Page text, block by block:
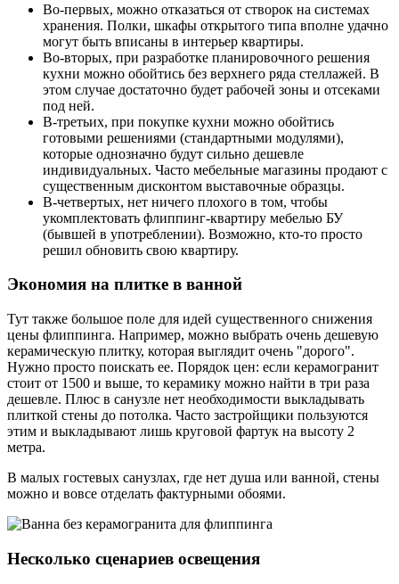
Во-первых, можно отказаться от створок на системах
хранения. Полки, шкафы открытого типа вполне удачно
могут быть вписаны в интерьер квартиры.
Во-вторых, при разработке планировочного решения
кухни можно обойтись без верхнего ряда стеллажей. В
этом случае достаточно будет рабочей зоны и отсеками
под ней.
В-третьих, при покупке кухни можно обойтись
готовыми решениями (стандартными модулями),
которые однозначно будут сильно дешевле
индивидуальных. Часто мебельные магазины продают с
существенным дисконтом выставочные образцы.
В-четвертых, нет ничего плохого в том, чтобы
укомплектовать флиппинг-квартиру мебелью БУ
(бывшей в употреблении). Возможно, кто-то просто
решил обновить свою квартиру.
Экономия на плитке в ванной
Тут также большое поле для идей существенного снижения
цены флиппинга. Например, можно выбрать очень дешевую
керамическую плитку, которая выглядит очень "дорого".
Нужно просто поискать ее. Порядок цен: если керамогранит
стоит от 1500 и выше, то керамику можно найти в три раза
дешевле. Плюс в санузле нет необходимости выкладывать
плиткой стены до потолка. Часто застройщики пользуются
этим и выкладывают лишь круговой фартук на высоту 2
метра.
В малых гостевых санузлах, где нет душа или ванной, стены
можно и вовсе отделать фактурными обоями.
Несколько сценариев освещения